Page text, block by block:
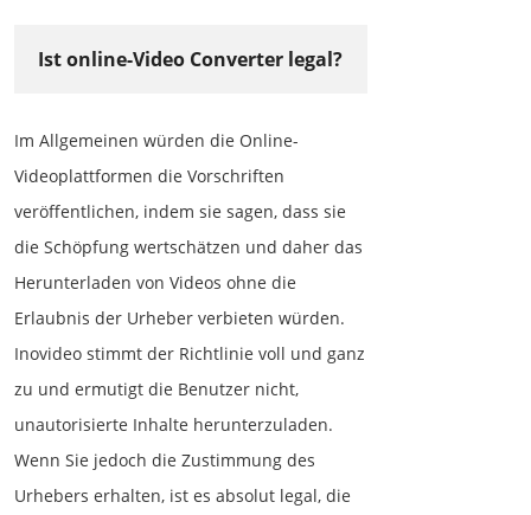
Ist online-Video Converter legal?
Im Allgemeinen würden die Online-
Videoplattformen die Vorschriften
veröffentlichen, indem sie sagen, dass sie
die Schöpfung wertschätzen und daher das
Herunterladen von Videos ohne die
Erlaubnis der Urheber verbieten würden.
Inovideo stimmt der Richtlinie voll und ganz
zu und ermutigt die Benutzer nicht,
unautorisierte Inhalte herunterzuladen.
Wenn Sie jedoch die Zustimmung des
Urhebers erhalten, ist es absolut legal, die